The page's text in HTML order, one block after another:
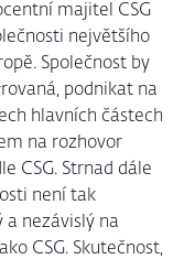
majitel CSG
největšího
Společnost by
podnikat na
hlavních částech
na rozhovor
CSG. Strnad dále
není tak
nezávislý na
CSG. Skutečnost,